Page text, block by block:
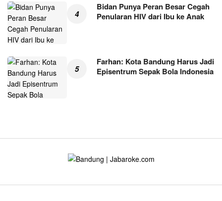
Bidan Punya Peran Besar Cegah
Penularan HIV dari Ibu ke Anak
Farhan: Kota Bandung Harus Jadi
Episentrum Sepak Bola Indonesia